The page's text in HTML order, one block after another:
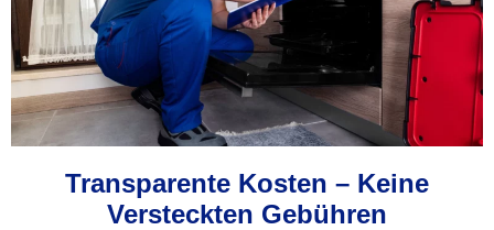
Transparente Kosten – Keine
Versteckten Gebühren